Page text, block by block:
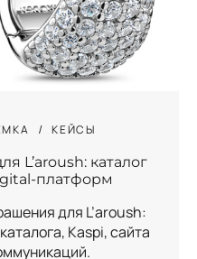
КЕЙСЫ
L’aroush: каталог
платформ
для L’aroush:
Kaspi, сайта